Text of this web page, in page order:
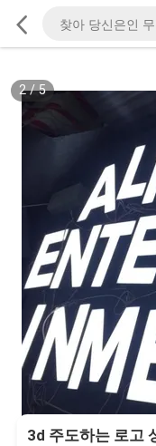
2/5
3d 주도하는 로고